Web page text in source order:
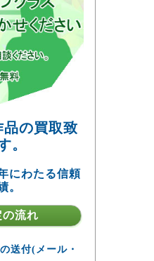
品の買取致
。
にわたる信頼
。
の流れ
送付(メール・